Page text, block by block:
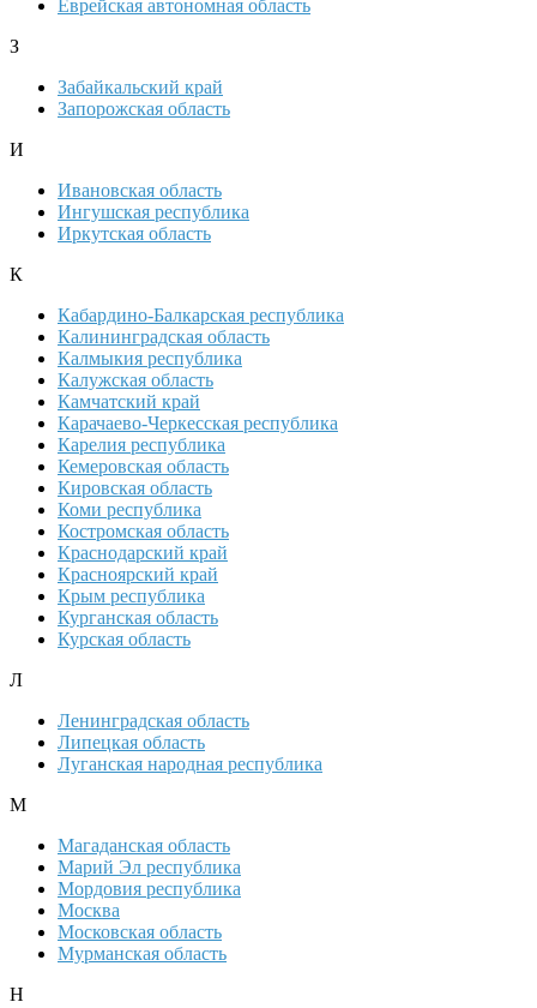
Еврейская автономная область
З
Забайкальский край
Запорожская область
И
Ивановская область
Ингушская республика
Иркутская область
К
Кабардино-Балкарская республика
Калининградская область
Калмыкия республика
Калужская область
Камчатский край
Карачаево-Черкесская республика
Карелия республика
Кемеровская область
Кировская область
Коми республика
Костромская область
Краснодарский край
Красноярский край
Крым республика
Курганская область
Курская область
Л
Ленинградская область
Липецкая область
Луганская народная республика
М
Магаданская область
Марий Эл республика
Мордовия республика
Москва
Московская область
Мурманская область
Н